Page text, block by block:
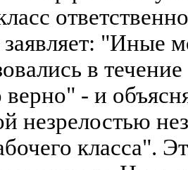
"Иные
в
- и
незрелостью
класса".